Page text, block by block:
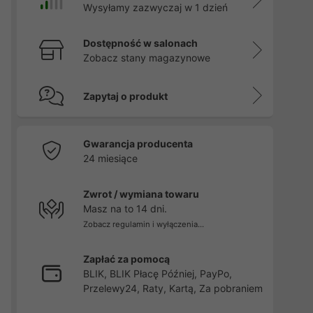
Wysyłamy zazwyczaj w 1 dzień
Dostępność w salonach
Zobacz stany magazynowe
Zapytaj o produkt
Gwarancja producenta
24 miesiące
Zwrot / wymiana towaru
Masz na to 14 dni.
Zobacz regulamin i wyłączenia...
Zapłać za pomocą
BLIK, BLIK Płacę Później, PayPo,
Przelewy24, Raty, Kartą, Za pobraniem